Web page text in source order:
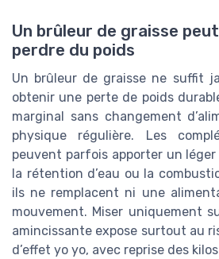
Un brûleur de graisse
perdre du poids
Un brûleur de graisse ne suffit
obtenir une perte de poids
marginal sans changement
physique régulière. Les
peuvent parfois apporter un léger
la rétention d’eau ou la
ils ne remplacent ni une
mouvement. Miser uniquement
amincissante expose surtout au
d’effet yo yo, avec reprise des